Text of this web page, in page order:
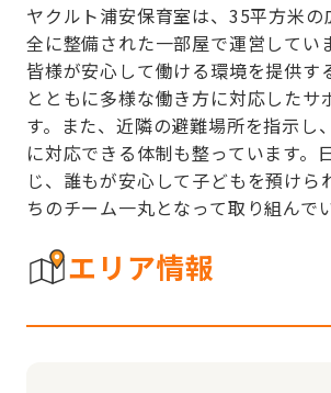
ヤクルト浦安保育室は、35平方米の
全に整備された一部屋で運営してい
皆様が安心して働ける環境を提供す
とともに多様な働き方に対応したサ
す。また、近隣の避難場所を指示し
に対応できる体制も整っています。
じ、誰もが安心して子どもを預けら
ちのチーム一丸となって取り組んで
エリア情報